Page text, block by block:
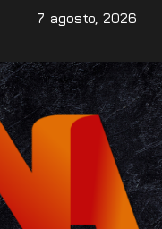
7 agosto, 2026